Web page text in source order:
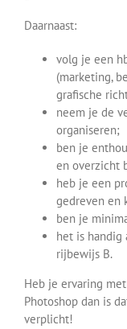
Daarnaast:
volg je een
(marketing,
grafische
neem je de
organiseren;
ben je
en overzicht
heb je een
gedreven en
ben je
het is
rijbewijs B.
Heb je ervaring
Photoshop dan is
verplicht!